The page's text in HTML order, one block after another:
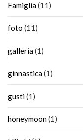
Famiglia(11)
foto (11)
galleria(1)
ginnastica(1)
gusti(1)
honeymoon(1)